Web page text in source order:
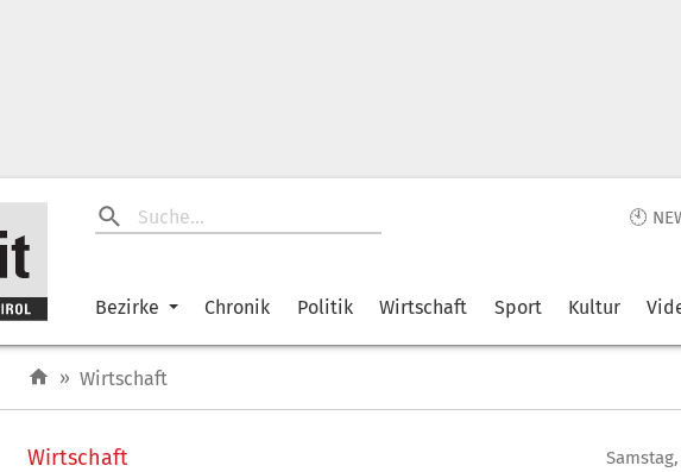
🕙
Bezirke Chronik Politik Wirtschaft Sport Kultur
» Wirtschaft
Wirtschaft